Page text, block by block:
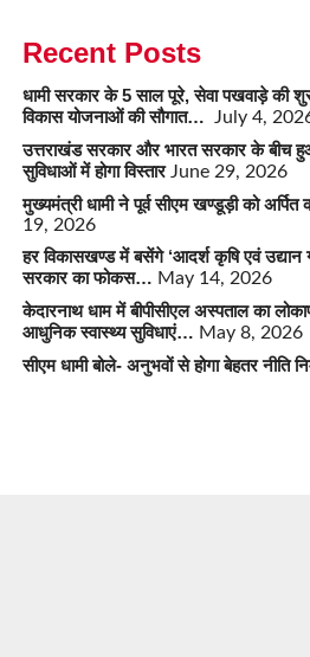
Recent Posts
धामी सरकार के 5 साल पूरे, सेवा पखवाड़े की
विकास योजनाओं की सौगात…
July 4,
उत्तराखंड सरकार और भारत सरकार के बीच
सुविधाओं में होगा विस्तार June 29, 2026
मुख्यमंत्री धामी ने पूर्व सीएम खण्डूड़ी को अर्पित
19, 2026
हर विकासखण्ड में बसेंगे ‘आदर्श कृषि एवं उद्यान
सरकार का फोकस… May 14, 2026
केदारनाथ धाम में बीपीसीएल अस्पताल का
आधुनिक स्वास्थ्य सुविधाएं… May 8, 2026
सीएम धामी बोले- अनुभवों से होगा बेहतर नीति